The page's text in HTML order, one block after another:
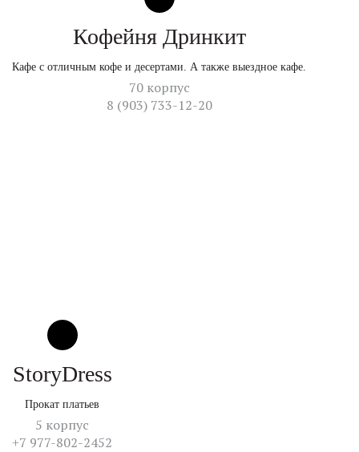
Кофейня Дринкит
Кафе с отличным кофе и десертами. А также выездное кафе.
70 корпус
8 (903) 733-12-20
StoryDress
Прокат платьев
5 корпус
+7 977-802-2452